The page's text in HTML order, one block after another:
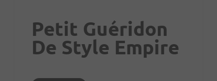
Petit Guéridon
De Style Empire